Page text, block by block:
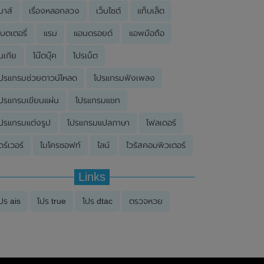
าส์ เรื่องหลอกลวง เว็บไซต์ แท็บเล็ต
ตเตอรี่ แรม แอนดรอยด์ แอพมือถือ
เกีย โน๊ตบุ๊ค โปรเน็ต
รแกรมช่วยดาวน์โหลด โปรแกรมฟังเพลง
รแกรมเขียนแผ่น โปรแกรมแชท
รแกรมแต่งรูป โปรแกรมแปลภาษา โฟลเดอร์
ร์เวอร์ ไมโครซอฟท์ ไลน์ ไวรัสคอมพิวเตอร์
Links
ร ais โปร true โปร dtac ตรวจหวย